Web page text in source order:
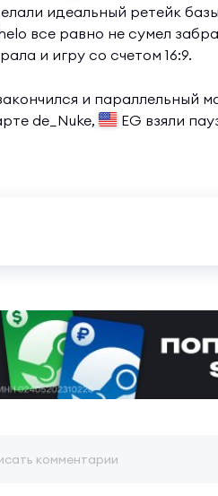
идеальный ретейк
все равно не сумел
и игру со счетом 16:9.
и параллельный
de_Nuke,
EG взяли
комментарии